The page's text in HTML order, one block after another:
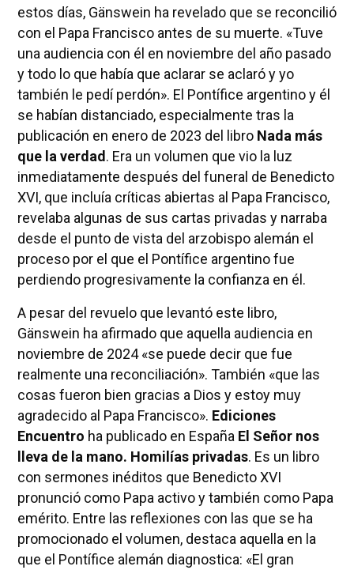
estos días, Gänswein ha revelado que se reconcilió
con el Papa Francisco antes de su muerte. «Tuve
una audiencia con él en noviembre del año pasado
y todo lo que había que aclarar se aclaró y yo
también le pedí perdón». El Pontífice argentino y él
se habían distanciado, especialmente tras la
publicación en enero de 2023 del libro Nada más
que la verdad. Era un volumen que vio la luz
inmediatamente después del funeral de Benedicto
XVI, que incluía críticas abiertas al Papa Francisco,
revelaba algunas de sus cartas privadas y narraba
desde el punto de vista del arzobispo alemán el
proceso por el que el Pontífice argentino fue
perdiendo progresivamente la confianza en él.
A pesar del revuelo que levantó este libro,
Gänswein ha afirmado que aquella audiencia en
noviembre de 2024 «se puede decir que fue
realmente una reconciliación». También «que las
cosas fueron bien gracias a Dios y estoy muy
agradecido al Papa Francisco». Ediciones
Encuentro ha publicado en España El Señor nos
lleva de la mano. Homilías privadas. Es un libro
con sermones inéditos que Benedicto XVI
pronunció como Papa activo y también como Papa
emérito. Entre las reflexiones con las que se ha
promocionado el volumen, destaca aquella en la
que el Pontífice alemán diagnostica: «El gran